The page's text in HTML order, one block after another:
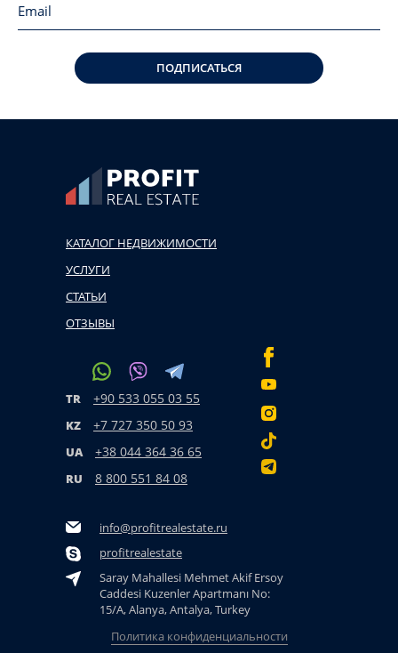
ПОДПИСАТЬСЯ
КАТАЛОГ НЕДВИЖИМОСТИ
УСЛУГИ
СТАТЬИ
ОТЗЫВЫ
TR +90 533 055 03 55
KZ +7 727 350 50 93
UA +38 044 364 36 65
RU 8 800 551 84 08
info@profitrealestate.ru
profitrealestate
Saray Mahallesi Mehmet Akif Ersoy
Caddesi Kuzenler Apartmanı No:
15/A, Alanya, Antalya, Turkey
Политика конфиденциальности